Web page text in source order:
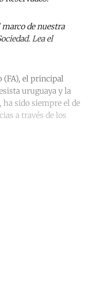
de nuestra
Lea el
(FA), el principal
uruguaya y la
ha sido siempre el de
a través de los